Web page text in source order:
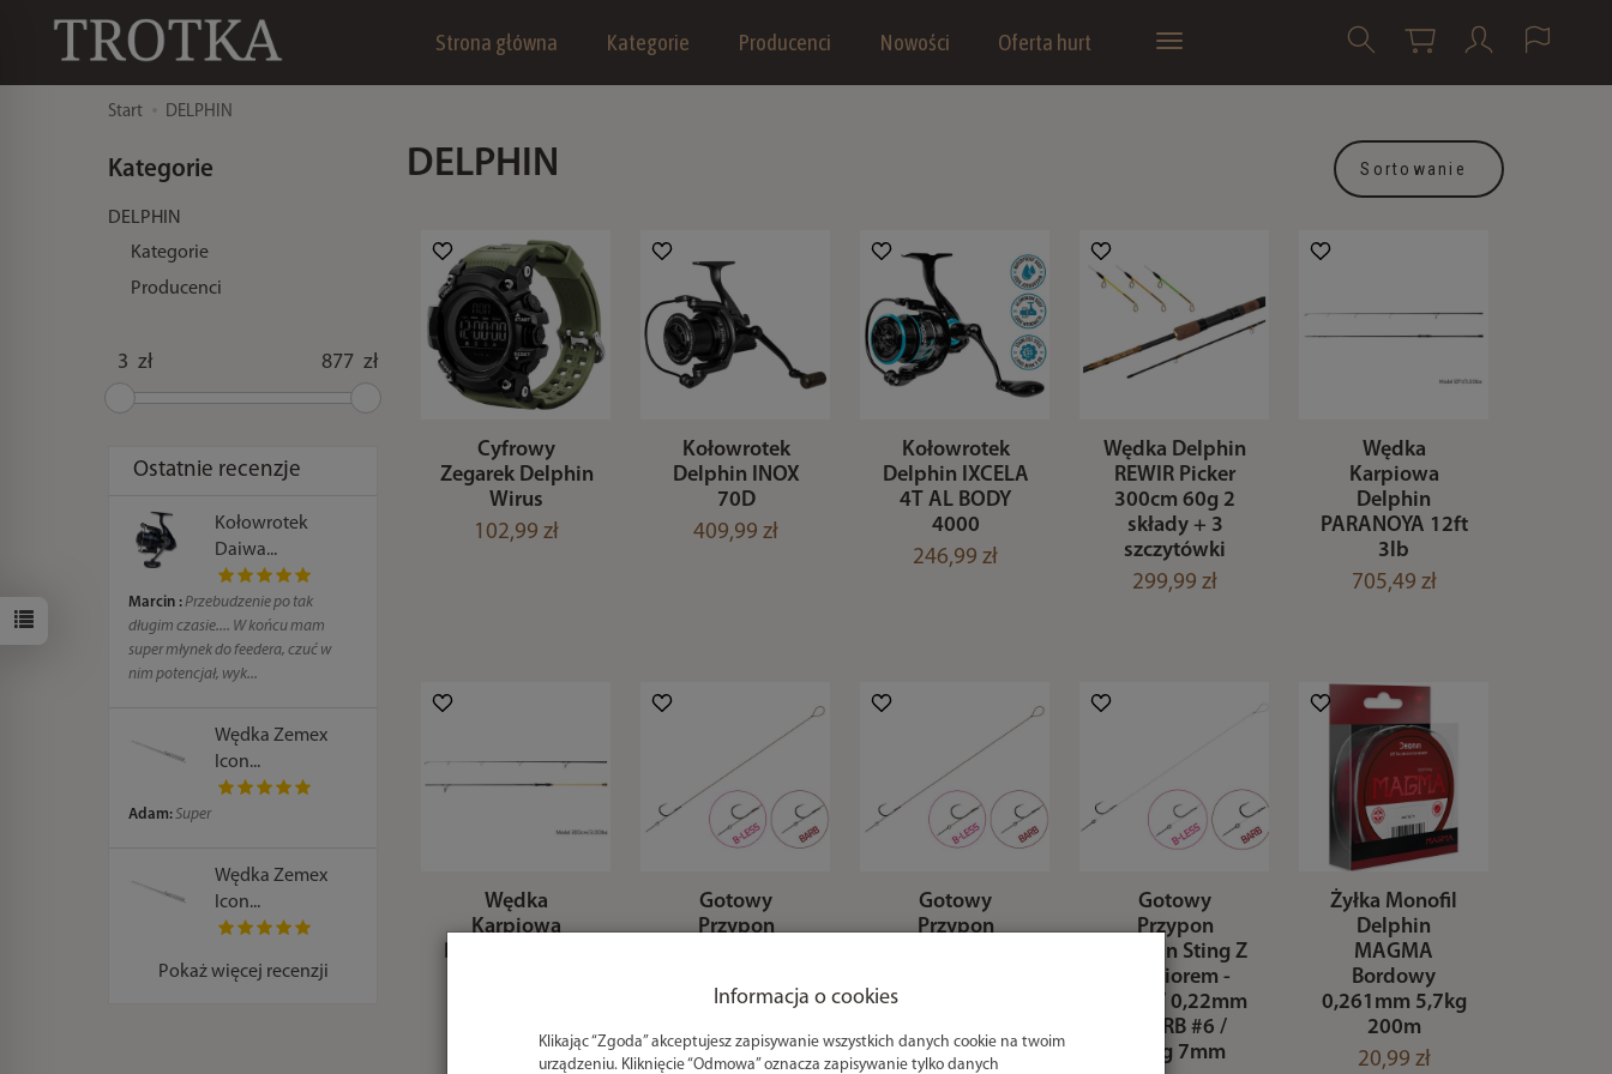
Strona główna Kategorie Producenci Nowości Oferta hurt
Start DELPHIN
DELPHIN Sortowanie
Cyfrowy
Zegarek Delphin
Wirus
102,99 zł
Kołowrotek
Delphin INOX
70D
409,99 zł
Kołowrotek
Delphin IXCELA
4T AL BODY
4000
246,99 zł
Wędka Delphin
REWIR Picker
300cm 60g 2
składy + 3
szczytówki
299,99 zł
Wędka
Karpiowa
Delphin
PARANOYA 12ft
3lb
705,49 zł
Wędka
Karpiowa
Delphin OPIUM
598,49 zł
Gotowy
Przypon
12cm / 0,10mm
Sting 7mm
Gotowy
Przypon
8cm / 0,10mm /
7mm
Gotowy
Przypon
Delphin Sting Z
Zadziorem -
12cm / 0,22mm
/ BARB #6 /
Sting 7mm
Żyłka Monofil
Delphin
MAGMA
Bordowy
0,261mm 5,7kg
200m
20,99 zł
Kategorie
DELPHIN
Kategorie
Producenci
zł zł
Ostatnie recenzje
Kołowrotek
Daiwa...
Marcin :Przebudzenie po tak
długim czasie.... W końcu mam
super młynek do feedera, czuć w
nim potencjał, wyk...
Wędka Zemex
Icon...
Adam:Super
Wędka Zemex
Icon...
Pokaż więcej recenzji
Informacja o cookies
Klikając “Zgoda” akceptujesz zapisywanie wszystkich danych cookie na twoim
urządzeniu. Kliknięcie “Odmowa” oznacza zapisywanie tylko danych